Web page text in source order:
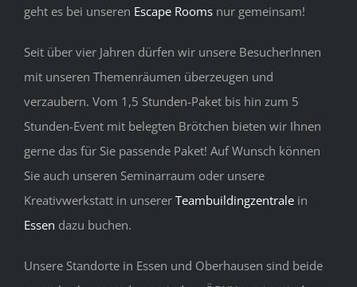
geht es bei unseren Escape Rooms nur gemeinsam!
Seit über vier Jahren dürfen wir unsere BesucherInnen
mit unseren Themenräumen überzeugen und
verzaubern. Vom 1,5 Stunden-Paket bis hin zum 5
Stunden-Event mit belegten Brötchen bieten wir Ihnen
gerne das für Sie passende Paket! Auf Wunsch können
Sie auch unseren Seminarraum oder unsere
Kreativwerkstatt in unserer Teambuildingzentrale in
Essen dazu buchen.
Unsere Standorte in Essen und Oberhausen sind beide